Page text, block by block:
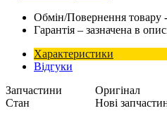
Обмін/Повернення товару
Гарантія – зазначена в
Характеристики
Відгуки
Запчастини
Оригінал
Стан
Нові